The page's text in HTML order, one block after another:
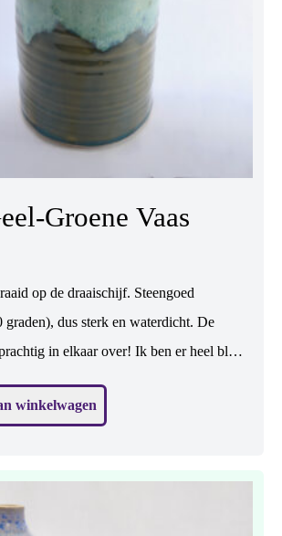
Groene Vaas
op de draaischijf. Steengoed
dus sterk en waterdicht. De
in elkaar over! Ik ben er heel blij
in. (Maar mss nog mooier zonder.... ?)
winkelwagen